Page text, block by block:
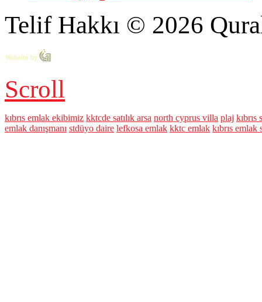
Telif Hakkı © 2026
Scroll
kıbrıs emlak ekibimiz kktcde satılık arsa north cyprus villa plaj kıbrıs
emlak danışmanı stdüyo daire lefkosa emlak kktc emlak kıbrıs emlak